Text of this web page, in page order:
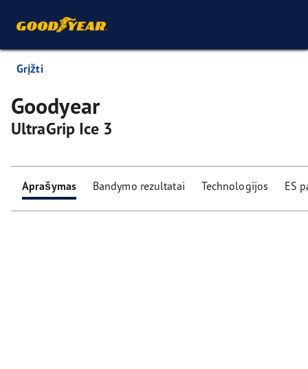
Grįžti
Goodyear
UltraGrip Ice 3
Aprašymas Bandymo rezultatai Technologijos ES